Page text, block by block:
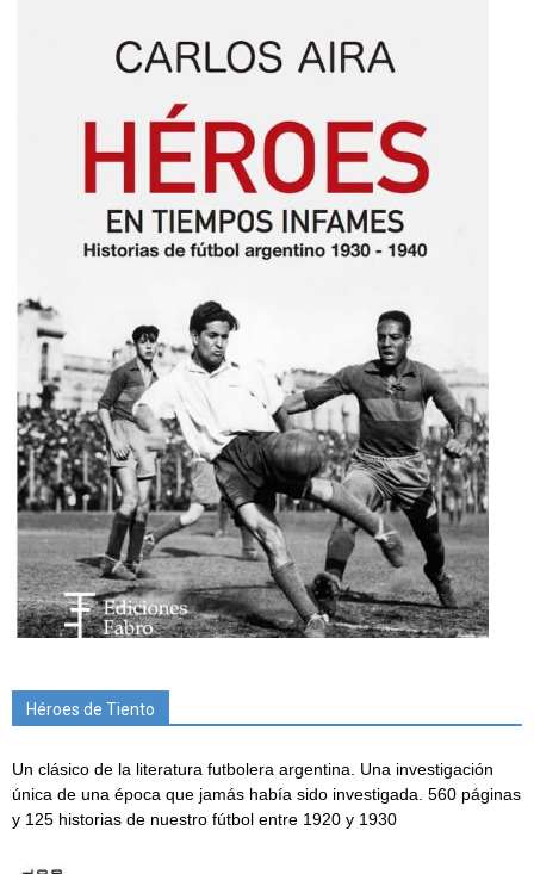
Héroes de Tiento
Un clásico de la literatura futbolera argentina. Una investigación
única de una época que jamás había sido investigada. 560 páginas
y 125 historias de nuestro fútbol entre 1920 y 1930